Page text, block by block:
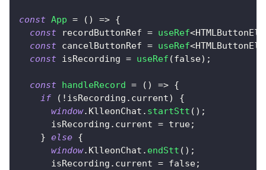
const App = ( ) => {
const recordButtonRef = useRef<
const cancelButtonRef = useRef<
const isRecording = useRef (false) ;
const handleRecord = ( ) => {
if
( ! isRecording . current)
{
window. KlleonChat . startStt ( ) ;
      isRecording
. current = true;
} else {
window. KlleonChat . endStt ( ) ;
      isRecording
. current = false;